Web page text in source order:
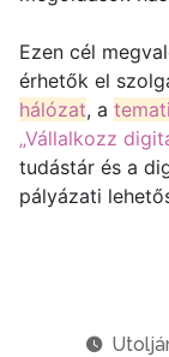
Ezen cél
érhetők el
hálózat, a
„Vállalkozz
tudástár és a
pályázati